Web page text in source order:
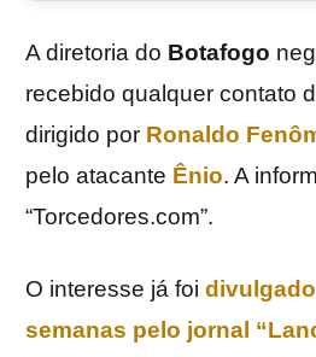
A diretoria do Botafogo
recebido qualquer contato
dirigido por Ronaldo
pelo atacante Ênio. A
“Torcedores.com”.
O interesse já foi
semanas pelo jornal